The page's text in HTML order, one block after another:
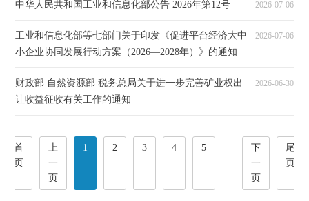
中华人民共和国工业和信息化部公告 2026年第12号 2026-07-06
工业和信息化部等七部门关于印发《促进平台经济大中
小企业协同发展行动方案（2026—2028年）》的通知
2026-07-06
财政部 自然资源部 税务总局关于进一步完善矿业权出
让收益征收有关工作的通知
2026-06-30
首
页
上
一
页
1 2 3 4 5 ···
下
一
页
尾
页